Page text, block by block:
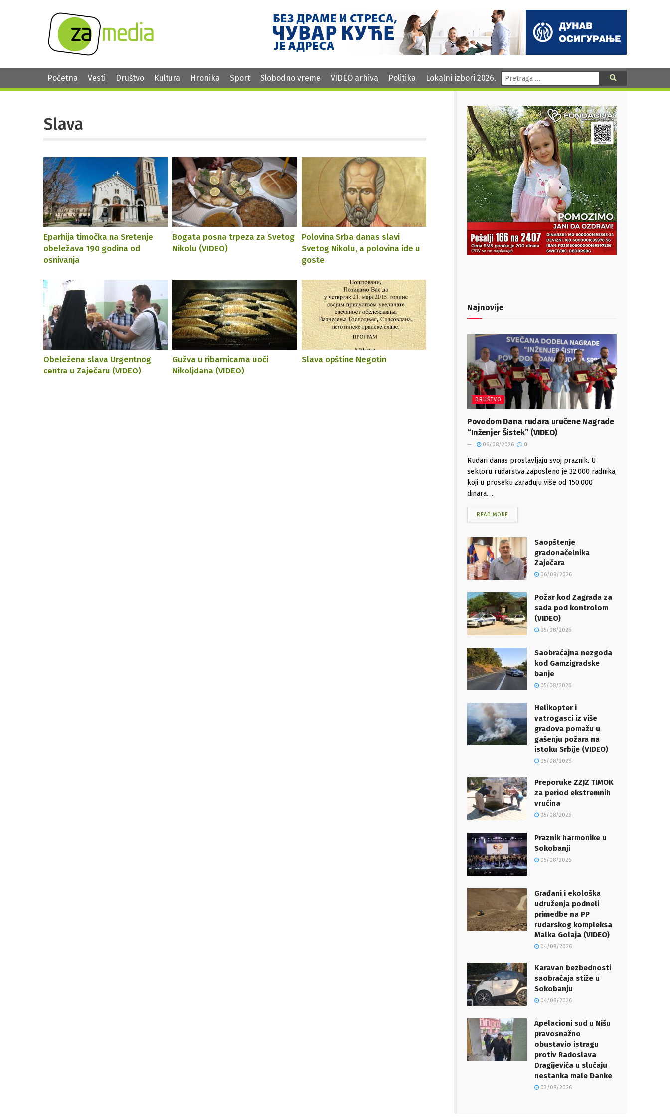
Početna Vesti Društvo Kultura Hronika Sport Slobodno vreme VIDEO arhiva Politika Lokalni izbori 2026. Pretraga:
Slava
Eparhija timočka na Sretenje
obeležava 190 godina od
osnivanja
Bogata posna trpeza za Svetog
Nikolu (VIDEO)
Polovina Srba danas slavi
Svetog Nikolu, a polovina ide u
goste
Obeležena slava Urgentnog
centra u Zaječaru (VIDEO)
Gužva u ribarnicama uoči
Nikoljdana (VIDEO)
Slava opštine Negotin
Najnovije
DRUŠTVO
Povodom Dana rudara uručene Nagrade
“Inženjer Šistek” (VIDEO)
06/08/2026 0
Rudari danas proslavljaju svoj praznik. U
sektoru rudarstva zaposleno je 32.000 radnika,
koji u proseku zarađuju više od 150.000
dinara. ...
READ MORE
Saopštenje
gradonačelnika
Zaječara
06/08/2026
Požar kod Zagrađa za
sada pod kontrolom
(VIDEO)
05/08/2026
Saobraćajna nezgoda
kod Gamzigradske
banje
05/08/2026
Helikopter i
vatrogasci iz više
gradova pomažu u
gašenju požara na
istoku Srbije (VIDEO)
05/08/2026
Preporuke ZZJZ TIMOK
za period ekstremnih
vrućina
05/08/2026
Praznik harmonike u
Sokobanji
05/08/2026
Građani i ekološka
udruženja podneli
primedbe na PP
rudarskog kompleksa
Malka Golaja (VIDEO)
04/08/2026
Karavan bezbednosti
saobraćaja stiže u
Sokobanju
04/08/2026
Apelacioni sud u Nišu
pravosnažno
obustavio istragu
protiv Radoslava
Dragijevića u slučaju
nestanka male Danke
03/08/2026